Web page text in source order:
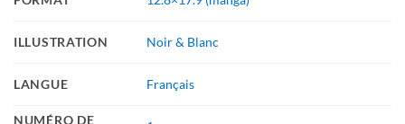
ILLUSTRATION Noir & Blanc
LANGUE Français
NUMÉRO DE